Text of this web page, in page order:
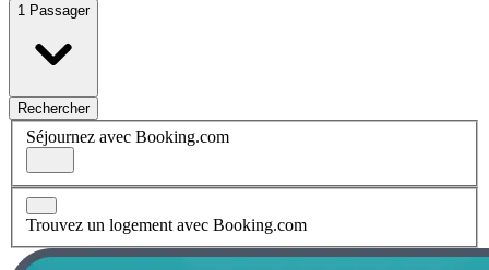
1 Passager
Rechercher
Séjournez avec Booking.com
Trouvez un logement avec Booking.com